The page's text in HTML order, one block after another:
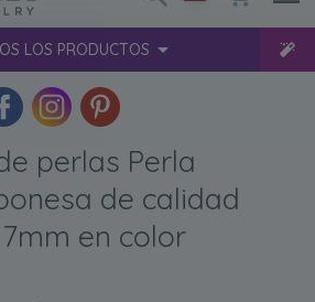
LOS PRODUCTOS
perlas Perla
de calidad
en color